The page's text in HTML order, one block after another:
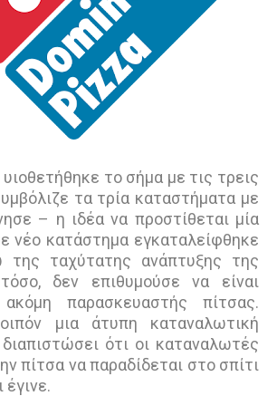
υιοθετήθηκε το σήµα µε τις τρεις
τα τρία καταστήµατα µε
– η ιδέα να προστίθεται μία
νέο κατάστημα εγκαταλείφθηκε
της ταχύτατης ανάπτυξης της
δεν επιθυμούσε να είναι
παρασκευαστής πίτσας.
μια άτυπη καταναλωτική
ότι οι καταναλωτές
πίτσα να παραδίδεται στο σπίτι